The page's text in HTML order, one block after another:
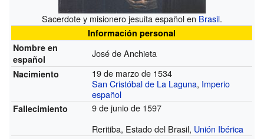
Sacerdote y misionero jesuita español en Brasil.
Información personal
Nombre en
español
José de Anchieta
Nacimiento
19 de marzo de 1534
San Cristóbal de La Laguna, Imperio
español
Fallecimiento
9 de junio de 1597
Reritiba, Estado del Brasil, Unión Ibérica